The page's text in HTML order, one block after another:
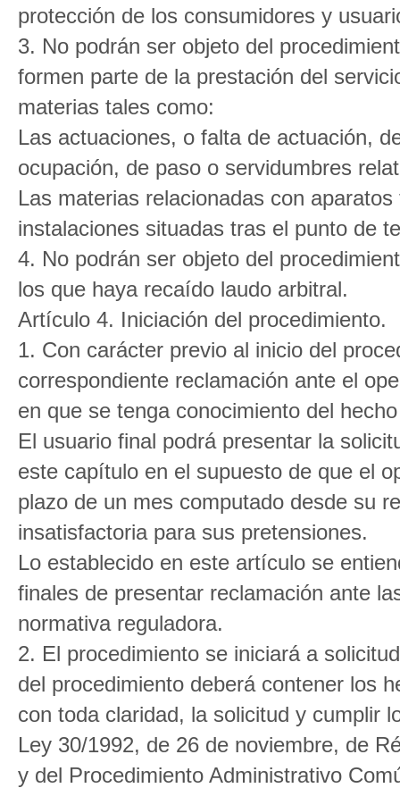
protección de los consumidores y
3. No podrán ser objeto del
formen parte de la prestación del
materias tales como:
Las actuaciones, o falta de actuación,
ocupación, de paso o servidumbres
Las materias relacionadas con
instalaciones situadas tras el punto de
4. No podrán ser objeto del
los que haya recaído laudo arbitral.
Artículo 4. Iniciación del procedimiento.
1. Con carácter previo al inicio del
correspondiente reclamación ante el
en que se tenga conocimiento del
El usuario final podrá presentar la
este capítulo en el supuesto de que el
plazo de un mes computado desde su
insatisfactoria para sus pretensiones.
Lo establecido en este artículo se
finales de presentar reclamación ante
normativa reguladora.
2. El procedimiento se iniciará a
del procedimiento deberá contener los
con toda claridad, la solicitud y cumplir
Ley 30/1992, de 26 de noviembre, de
y del Procedimiento Administrativo